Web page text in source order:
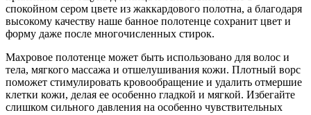
спокойном сером цвете из жаккардового полотна, а благодаря
высокому качеству наше банное полотенце сохранит цвет и
форму даже после многочисленных стирок.
Махровое полотенце может быть использовано для волос и
тела, мягкого массажа и отшелушивания кожи. Плотный ворс
поможет стимулировать кровообращение и удалить отмершие
клетки кожи, делая ее особенно гладкой и мягкой. Избегайте
слишком сильного давления на особенно чувствительных